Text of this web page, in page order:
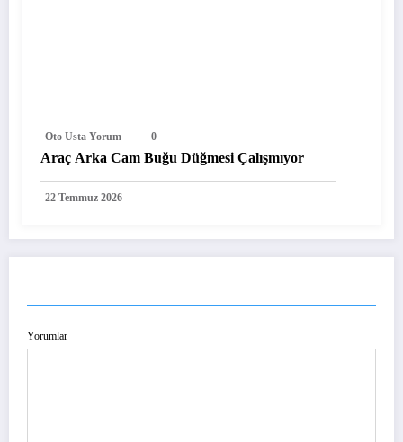
Oto Usta Yorum 0
Araç Arka Cam Buğu Düğmesi Çalışmıyor
22 Temmuz 2026
Yorumlar